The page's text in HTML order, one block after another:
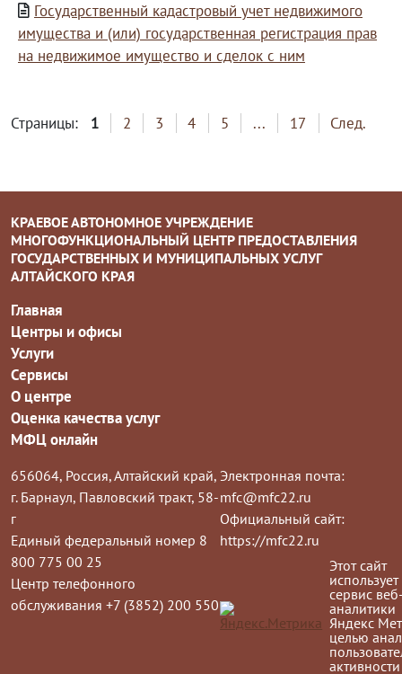
Государственный кадастровый учет недвижимого
имущества и (или) государственная регистрация прав
на недвижимое имущество и сделок с ним
Страницы: 1 2 3 4 5 ... 17 След.
КРАЕВОЕ АВТОНОМНОЕ УЧРЕЖДЕНИЕ
МНОГОФУНКЦИОНАЛЬНЫЙ ЦЕНТР ПРЕДОСТАВЛЕНИЯ
ГОСУДАРСТВЕННЫХ И МУНИЦИПАЛЬНЫХ УСЛУГ
АЛТАЙСКОГО КРАЯ
Главная
Центры и офисы
Услуги
Сервисы
О центре
Оценка качества услуг
МФЦ онлайн
656064, Россия, Алтайский край,
г. Барнаул, Павловский тракт, 58-
г
Единый федеральный номер 8
800 775 00 25
Центр телефонного
обслуживания +7 (3852) 200 550
Электронная почта:
mfc@mfc22.ru
Официальный сайт:
https://mfc22.ru
Этот сайт
использует
сервис
аналитики
Яндекс
целью
активности